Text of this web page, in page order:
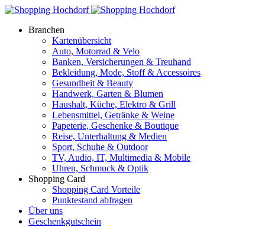
Branchen
Kartenübersicht
Auto, Motorrad & Velo
Banken, Versicherungen & Treuhand
Bekleidung, Mode, Stoff & Accessoires
Gesundheit & Beauty
Handwerk, Garten & Blumen
Haushalt, Küche, Elektro & Grill
Lebensmittel, Getränke & Weine
Papeterie, Geschenke & Boutique
Reise, Unterhaltung & Medien
Sport, Schuhe & Outdoor
TV, Audio, IT, Multimedia & Mobile
Uhren, Schmuck & Optik
Shopping Card
Shopping Card Vorteile
Punktestand abfragen
Über uns
Geschenkgutschein